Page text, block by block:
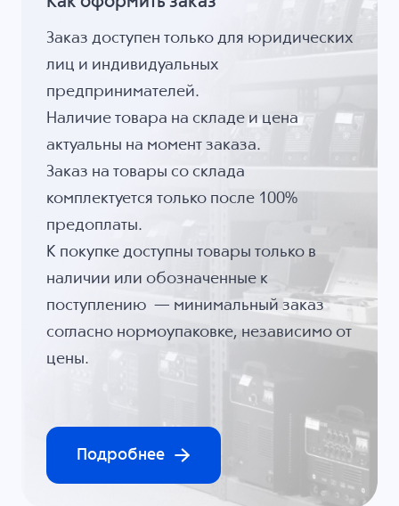
Заказ доступен только для юридических
лиц и индивидуальных
предпринимателей.
Наличие товара на складе и цена
актуальны на момент заказа.
Заказ на товары со склада
комплектуется только после 100%
предоплаты.
К покупке доступны товары только в
наличии или обозначенные к
поступлению — минимальный заказ
согласно нормоупаковке, независимо от
цены.
Подробнее